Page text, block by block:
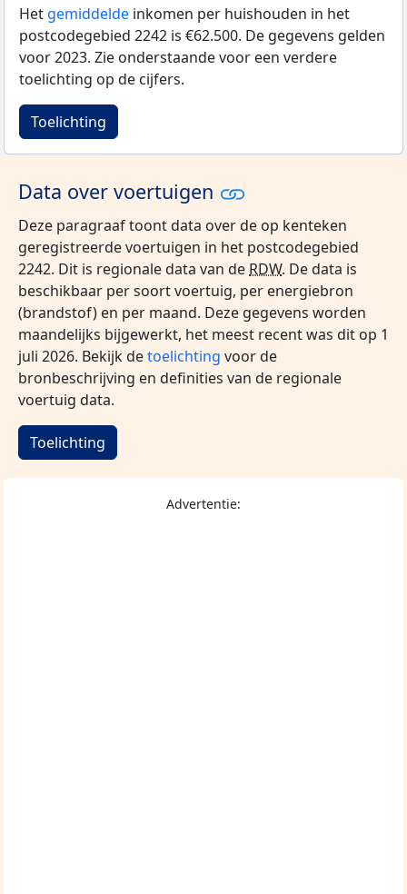
Het gemiddelde inkomen per huishouden in het
postcodegebied 2242 is €62.500. De gegevens gelden
voor 2023. Zie onderstaande voor een verdere
toelichting op de cijfers.
Toelichting
Data over voertuigen
Deze paragraaf toont data over de op kenteken
geregistreerde voertuigen in het postcodegebied
2242. Dit is regionale data van de RDW. De data is
beschikbaar per soort voertuig, per energiebron
(brandstof) en per maand. Deze gegevens worden
maandelijks bijgewerkt, het meest recent was dit op 1
juli 2026. Bekijk detoelichting voor de
bronbeschrijving en definities van de regionale
voertuig data.
Toelichting
Advertentie: